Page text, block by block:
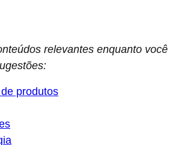
relevantes enquanto você
produtos